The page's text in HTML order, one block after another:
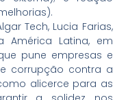
Tech, Lucia Farias,
Latina, em
pune empresas e
corrupção contra a
alicerce para as